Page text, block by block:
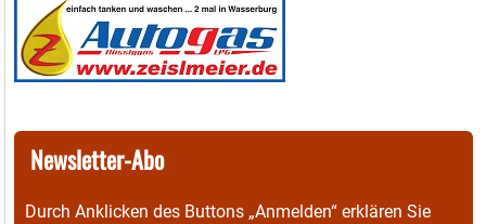
Newsletter-Abo
Durch Anklicken des Buttons „Anmelden“ erklären Sie